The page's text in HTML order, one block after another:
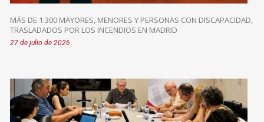
MÁS DE 1.300 MAYORES, MENORES Y PERSONAS CON DISCAPACIDAD,
TRASLADADOS POR LOS INCENDIOS EN MADRID
27 de julio de 2026